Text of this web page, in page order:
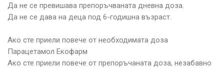
Да не се превишава препоръчваната дневна доза.
Да не се дава на деца под 6-годишна възраст.
Ако сте приели повече от необходимата доза
Парацетамол Екофарм
Ако сте приели повече от препоръчаната доза, незабавно